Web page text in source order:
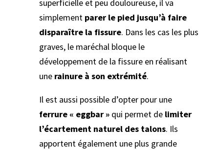
superficielle et peu douloureuse, il va
simplement parer le pied jusqu’à faire
disparaître la fissure. Dans les cas les plus
graves, le maréchal bloque le
développement de la fissure en réalisant
une rainure à son extrémité.
Il est aussi possible d’opter pour une
ferrure « eggbar » qui permet de limiter
l’écartement naturel des talons. Ils
apportent également une plus grande